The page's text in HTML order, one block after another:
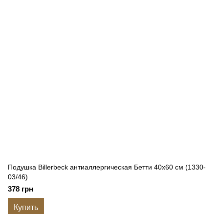
Подушка Billerbeck антиаллергическая Бетти 40x60 см (1330-
03/46)
378 грн
Купить